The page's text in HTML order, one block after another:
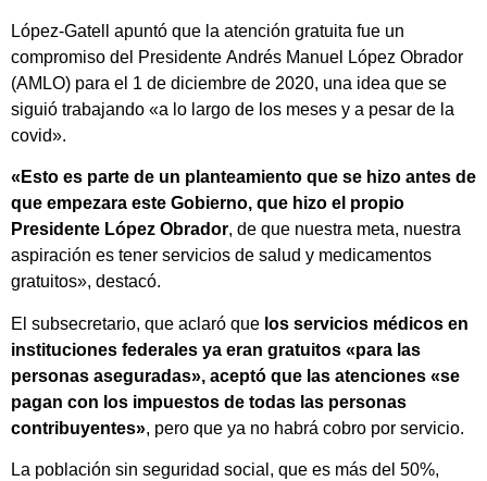
López-Gatell apuntó que la atención gratuita fue un
compromiso del Presidente Andrés Manuel López Obrador
(AMLO) para el 1 de diciembre de 2020, una idea que se
siguió trabajando «a lo largo de los meses y a pesar de la
covid».
«Esto es parte de un planteamiento que se hizo antes de
que empezara este Gobierno, que hizo el propio
Presidente López Obrador, de que nuestra meta, nuestra
aspiración es tener servicios de salud y medicamentos
gratuitos», destacó.
El subsecretario, que aclaró que los servicios médicos en
instituciones federales ya eran gratuitos «para las
personas aseguradas», aceptó que las atenciones «se
pagan con los impuestos de todas las personas
contribuyentes», pero que ya no habrá cobro por servicio.
La población sin seguridad social, que es más del 50%,